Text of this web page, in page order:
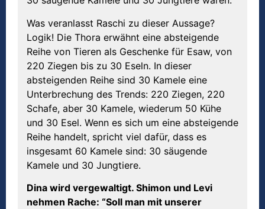
Was veranlasst Raschi zu dieser Aussage?
Logik! Die Thora erwähnt eine absteigende
Reihe von Tieren als Geschenke für Esaw, von
220 Ziegen bis zu 30 Eseln. In dieser
absteigenden Reihe sind 30 Kamele eine
Unterbrechung des Trends: 220 Ziegen, 220
Schafe, aber 30 Kamele, wiederum 50 Kühe
und 30 Esel. Wenn es sich um eine absteigende
Reihe handelt, spricht viel dafür, dass es
insgesamt 60 Kamele sind: 30 säugende
Kamele und 30 Jungtiere.
Dina wird vergewaltigt. Shimon und Levi
nehmen Rache: “Soll man mit unserer